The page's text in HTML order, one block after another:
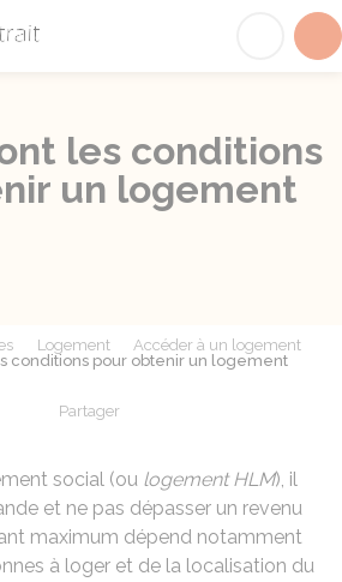
les conditions
un logement
Logement
Accéder à un logement
conditions pour obtenir un logement
Partager
social (ou logement HLM), il
et ne pas dépasser un revenu
maximum dépend notamment
à loger et de la localisation du